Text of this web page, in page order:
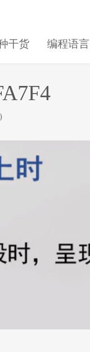
干货 编程语言